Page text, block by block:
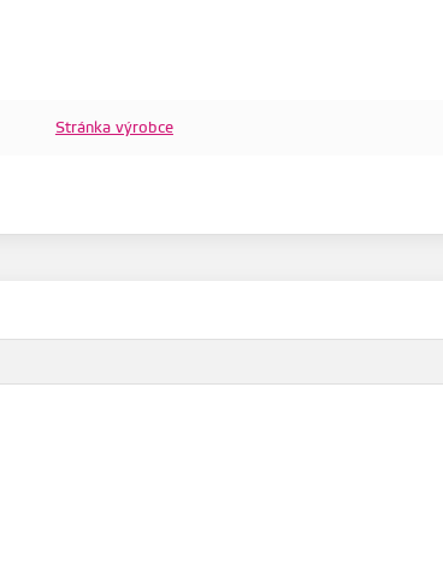
Stránka výrobce